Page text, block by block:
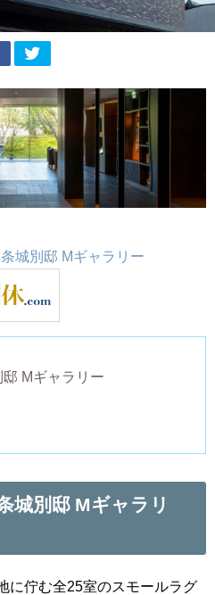
城別邸 Mギャラリー
Mギャラリー
城別邸 Mギャラリ
に佇む全25室のスモールラグ